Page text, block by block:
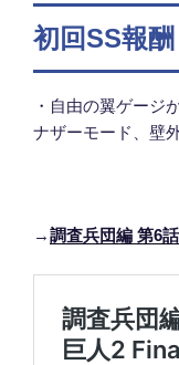
初回SS報酬
・自由の翼ゲージ
ナザーモード、壁
→調査兵団編 第6